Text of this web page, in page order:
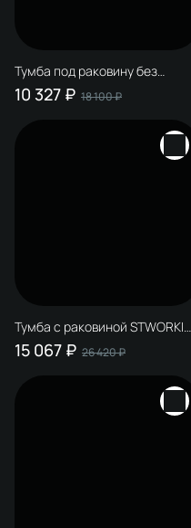
Тумба под раковину без
столешницы STWORKI
Мурманск 60 (FR1) напольная,
10 327 ₽ 18 100 ₽
Тумба с раковиной STWORKI
Мурманск 60 (FR1) напольная,
белая
15 067 ₽ 26 420 ₽